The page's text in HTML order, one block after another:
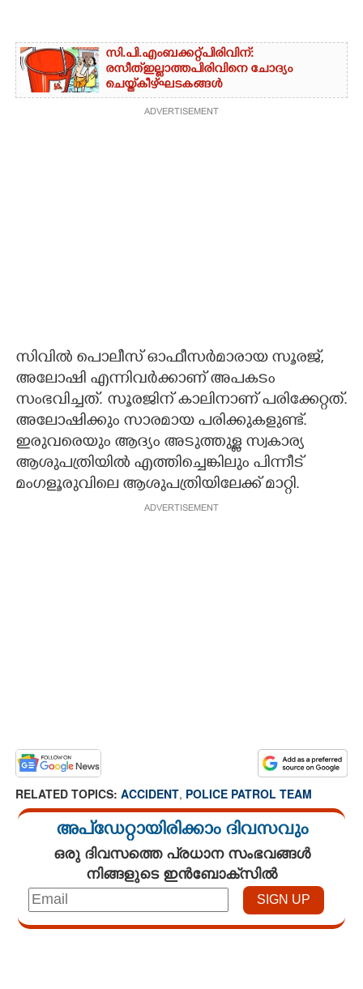
സി.പി.എം ബക്കറ്റ് പിരിവിന്:
രസീത് ഇല്ലാത്ത പിരിവിനെ ചോദ്യം
ചെയ്ത് കീഴ്ഘടകങ്ങൾ
ADVERTISEMENT
സിവിൽ പൊലീസ് ഓഫീസർമാരായ സൂരജ്,
അലോഷി എന്നിവർക്കാണ് അപകടം
സംഭവിച്ചത്. സൂരജിന് കാലിനാണ് പരിക്കേറ്റത്.
അലോഷിക്കും സാരമായ പരിക്കുകളുണ്ട്.
ഇരുവരെയും ആദ്യം അടുത്തുള്ള സ്വകാര്യ
ആശുപത്രിയിൽ എത്തിച്ചെങ്കിലും പിന്നീട്
മംഗളൂരുവിലെ ആശുപത്രിയിലേക്ക് മാറ്റി.
ADVERTISEMENT
RELATED TOPICS: ACCIDENT, POLICE PATROL TEAM
അപ്ഡേറ്റായിരിക്കാം ദിവസവും
ഒരു ദിവസത്തെ പ്രധാന സംഭവങ്ങൾ
നിങ്ങളുടെ ഇൻബോക്സിൽ